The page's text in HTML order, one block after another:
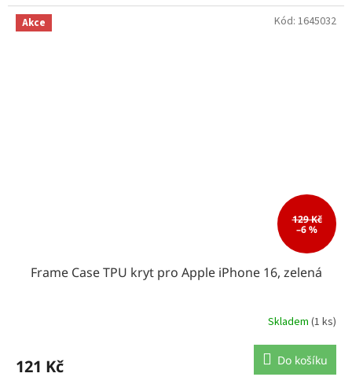
Akce
129 Kč
–6 %
Frame Case TPU kryt pro Apple iPhone 16, zelená
Skladem (1 ks)
121 Kč Do košíku
Kód: 1645032